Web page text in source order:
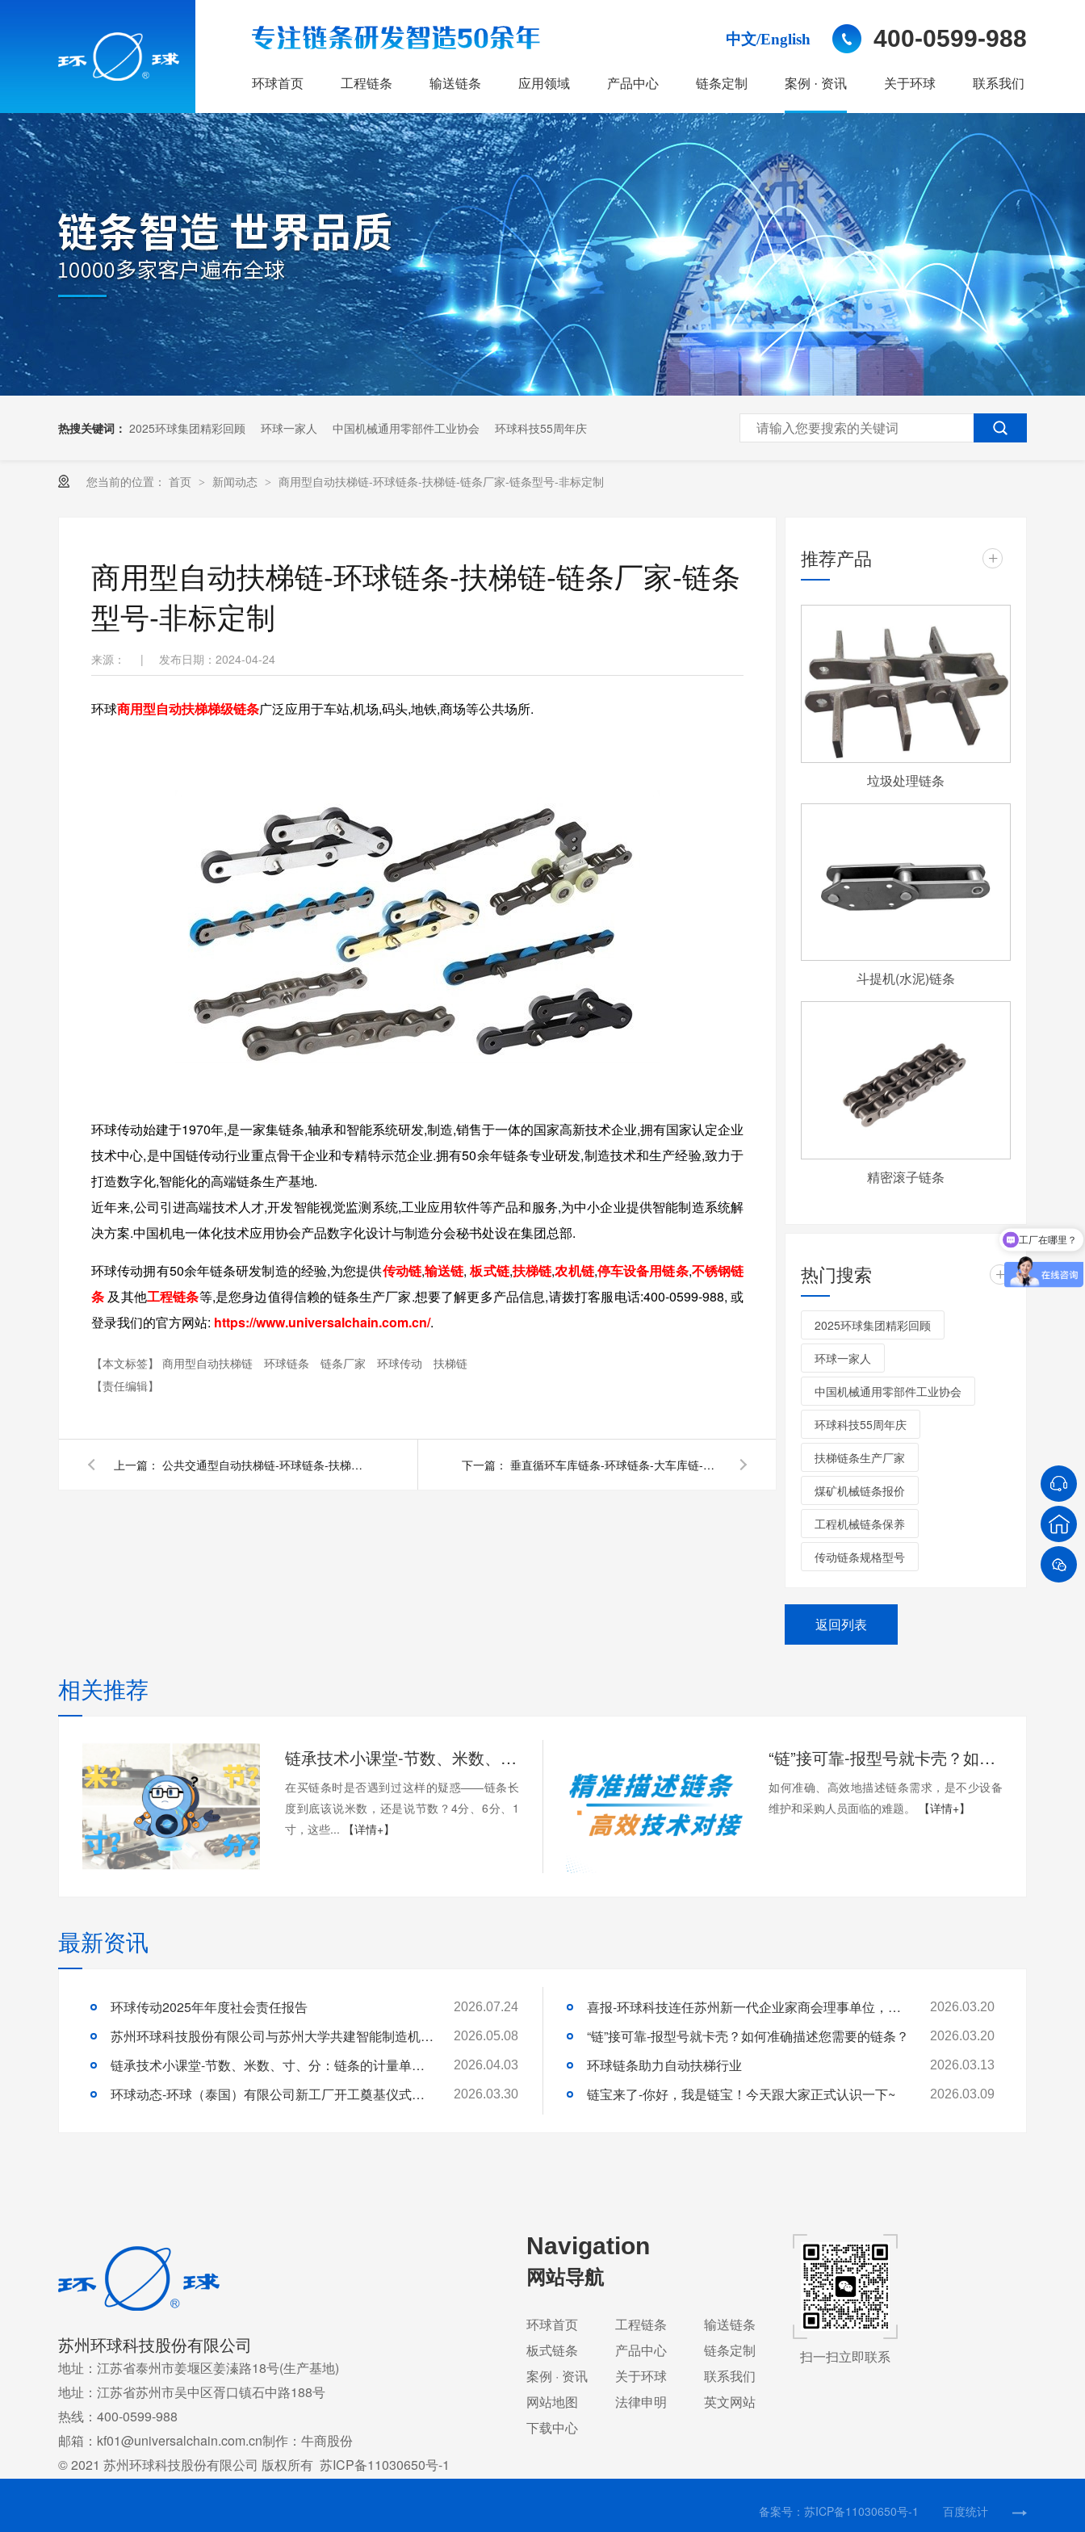
中文/English 400-0599-988
环球首页 工程链条 输送链条 应用领域 产品中心 链条定制 案例 · 资讯 关于环球 联系我们
热搜关键词： 2025环球集团精彩回顾 环球一家人 中国机械通用零部件工业协会 环球科技55周年庆
扶梯链条生产厂家
您当前的位置： 首页 > 新闻动态 > 商用型自动扶梯链-环球链条-扶梯链-链条厂家-链条型号-非标定制
商用型自动扶梯链-环球链条-扶梯链-链条厂家-链条
型号-非标定制
来源： | 发布日期：2024-04-24
环球商用型自动扶梯梯级链条广泛应用于车站,机场,码头,地铁,商场等公共场所.
环球传动始建于1970年,是一家集链条,轴承和智能系统研发,制造,销售于一体的国家高新技术企业,拥有国家认定企业
技术中心,是中国链传动行业重点骨干企业和专精特示范企业.拥有50余年链条专业研发,制造技术和生产经验,致力于
打造数字化,智能化的高端链条生产基地.
近年来,公司引进高端技术人才,开发智能视觉监测系统,工业应用软件等产品和服务,为中小企业提供智能制造系统解
决方案.中国机电一体化技术应用协会产品数字化设计与制造分会秘书处设在集团总部.
环球传动拥有50余年链条研发制造的经验,为您提供传动链,输送链,板式链,扶梯链,农机链,停车设备用链条,不锈钢链
条 及其他工程链条等,是您身边值得信赖的链条生产厂家.想要了解更多产品信息,请拨打客服电话:400-0599-988, 或
登录我们的官方网站: https://www.universalchain.com.cn/.
【本文标签】 商用型自动扶梯链 环球链条 链条厂家 环球传动
扶梯链
【责任编辑】
上一篇： 公共交通型自动扶梯链-环球链条-扶梯链-链条厂家-链条型号-非标定制 下一篇： 垂直循环车库链条-环球链条-大车库链-链条厂家-链条型号-非标定制
推荐产品 +
垃圾处理链条
斗提机(水泥)链条
精密滚子链条
热门搜索 +
2025环球集团精彩回顾
环球一家人
中国机械通用零部件工业协会
环球科技55周年庆
扶梯链条生产厂家
煤矿机械链条报价
工程机械链条保养
传动链条规格型号
返回列表
相关推荐
链承技术小课堂-节数、米数、寸、分：链条的计量单位，你分得清吗？
在买链条时是否遇到过这样的疑惑——链条长
度到底该说米数，还是说节数？4分、6分、1
寸，这些...
【详情+】
“链”接可靠-报型号就卡壳？如何准确描述您需要的链条？
如何准确、高效地描述链条需求，是不少设备
维护和采购人员面临的难题。
【详情+】
最新资讯
环球传动2025年年度社会责任报告 2026.07.24
苏州环球科技股份有限公司与苏州大学共建智能制造机器人研究院 2026.05.08
链承技术小课堂-节数、米数、寸、分：链条的计量单位，你分得清吗？ 2026.04.03
环球动态-环球（泰国）有限公司新工厂开工奠基仪式圆满礼成！全球化战略迈出坚实一步 2026.03.30
喜报-环球科技连任苏州新一代企业家商会理事单位，总经理黄雅丹女士获“锐意进取奖” 2026.03.20
“链”接可靠-报型号就卡壳？如何准确描述您需要的链条？ 2026.03.20
环球链条助力自动扶梯行业 2026.03.13
链宝来了-你好，我是链宝！今天跟大家正式认识一下~ 2026.03.09
苏州环球科技股份有限公司
地址：江苏省泰州市姜堰区姜溱路18号(生产基地)
地址：江苏省苏州市吴中区胥口镇石中路188号
热线：400-0599-988
邮箱：kf01@universalchain.com.cn制作：牛商股份
© 2021 苏州环球科技股份有限公司 版权所有 苏ICP备11030650号-1
Navigation
网站导航
环球首页 工程链条
输送链条
板式链条
产品中心
链条定制
案例 · 资讯
关于环球
联系我们
网站地图
法律申明
英文网站
下载中心
扫一扫立即联系
备案号： 苏ICP备11030650号-1 百度统计
工厂在哪里？